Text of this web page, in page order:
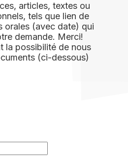
articles, textes ou
tels que lien de
orales (avec date) qui
demande. Merci!
la possibilité de nous
(ci-dessous)